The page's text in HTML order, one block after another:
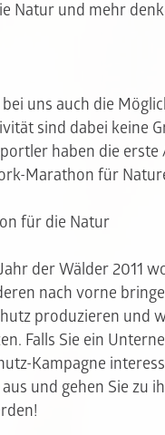
Natur und mehr
uns auch die
sind dabei keine
haben die
Marathon für
für die Natur
der Wälder 2011
nach vorne
produzieren und
Falls Sie ein
Kampagne
aus und gehen Sie